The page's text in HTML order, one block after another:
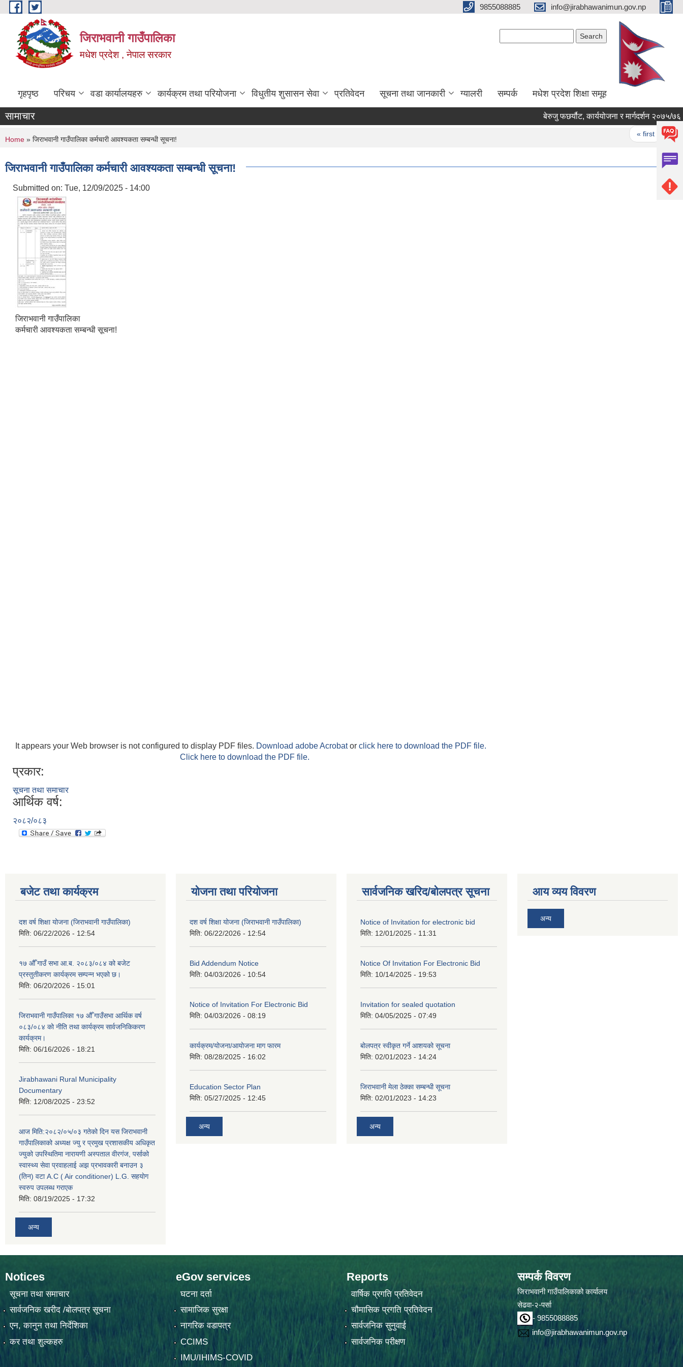
Skip to main content 9855088885 info@jirabhawanimun.gov.np
जिराभवानी गाउँपालिका
मधेश प्रदेश , नेपाल सरकार
गृहपृष्ठ परिचय वडा कार्यालयहरु कार्यक्रम तथा परियोजना विधुतीय शुसासन सेवा प्रतिवेदन सूचना तथा जानकारी ग्यालरी सम्पर्क मधेश प्रदेश शिक्षा समूह
सामाचार बेरुजु फछर्यौट, कार्ययोजना र मार्गदर्शन २०७५/७६
‹
You are here
Home » जिराभवानी गाउँपालिका कर्मचारी आवश्यकता सम्बन्धी सूचना!
जिराभवानी गाउँपालिका कर्मचारी आवश्यकता सम्बन्धी सूचना!
Submitted on: Tue, 12/09/2025 - 14:00
जिराभवानी गाउँपालिका
कर्मचारी आवश्यकता सम्बन्धी सूचना!
It appears your Web browser is not configured to display PDF files. Download adobe Acrobator click here to download the PDF file.
Click here to download the PDF file.
प्रकार:
सूचना तथा समाचार
आर्थिक वर्ष:
२०८२/०८३
बजेट तथा कार्यक्रम
दश वर्ष शिक्षा योजना (जिराभवानी गाउँपालिका)
मिति: 06/22/2026 - 12:54
१७ औँ गाउँ सभा आ.ब. २०८३/०८४ को बजेट
प्रस्तुतीकरण कार्यक्रम सम्पन्न भएको छ।
मिति: 06/20/2026 - 15:01
जिराभवानी गाउँपालिका १७ औँ गाउँसभा आर्थिक वर्ष
०८३/०८४ को नीति तथा कार्यक्रम सार्वजनिकिकरण
कार्यक्रम।
मिति: 06/16/2026 - 18:21
Jirabhawani Rural Municipality
Documentary
मिति: 12/08/2025 - 23:52
आज मिति:२०८२/०५/०३ गतेको दिन यस जिराभवानी
गाउँपालिकाको अध्यक्ष ज्यु र प्रमुख प्रशासकीय अधिकृत
ज्युको उपस्थितिमा नारायणी अस्पताल वीरगंज, पर्साको
स्वास्थ्य सेवा प्रवाहलाई अझ प्रभावकारी बनाउन ३
(तिन) वटा A.C ( Air conditioner) L.G. सहयाेग
स्वरुप उपलब्ध गराएक
मिति: 08/19/2025 - 17:32
अन्य
योजना तथा परियोजना
दश वर्ष शिक्षा योजना (जिराभवानी गाउँपालिका)
मिति: 06/22/2026 - 12:54
Bid Addendum Notice
मिति: 04/03/2026 - 10:54
Notice of Invitation For Electronic Bid
मिति: 04/03/2026 - 08:19
कार्यक्रम/योजना/आयोजना माग फारम
मिति: 08/28/2025 - 16:02
Education Sector Plan
मिति: 05/27/2025 - 12:45
अन्य
सार्वजनिक खरिद/बोलपत्र सूचना
Notice of Invitation for electronic bid
मिति: 12/01/2025 - 11:31
Notice Of Invitation For Electronic Bid
मिति: 10/14/2025 - 19:53
Invitation for sealed quotation
मिति: 04/05/2025 - 07:49
बोलपत्र स्वीकृत गर्ने आशयको सूचना
मिति: 02/01/2023 - 14:24
जिराभवानी मेला ठेक्का सम्बन्धी सूचना
मिति: 02/01/2023 - 14:23
अन्य
आय व्यय विवरण
अन्य
Notices
सूचना तथा समाचार
सार्वजनिक खरीद /बोलपत्र सूचना
एन, कानुन तथा निर्देशिका
कर तथा शुल्कहरु
eGov services
घटना दर्ता
सामाजिक सुरक्षा
नागरिक वडापत्र
CCIMS
IMU/IHIMS-COVID
Reports
वार्षिक प्रगति प्रतिवेदन
चौमासिक प्रगति प्रतिवेदन
सार्वजनिक सुनुवाई
सार्वजनिक परीक्षण
सम्पर्क विवरण
जिराभवानी गाउँपालिकाको कार्यालय
सेढवा-२-पर्सा
- 9855088885
info@jirabhawanimun.gov.np